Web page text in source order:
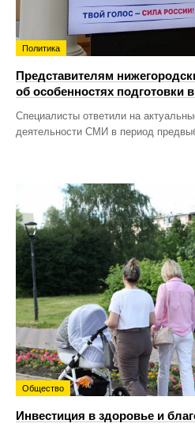
Политика
Представителям
об особенностях подготовки
Специалисты ответили на
деятельности СМИ в период
Общество
Инвестиция в здоровье и